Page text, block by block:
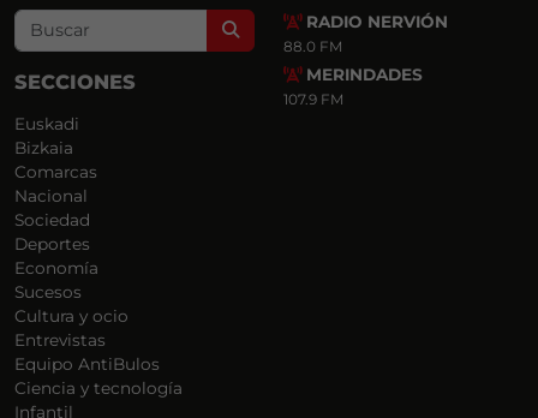
Search
SECCIONES
Euskadi
Bizkaia
Comarcas
Nacional
Sociedad
Deportes
Economía
Sucesos
Cultura y ocio
Entrevistas
Equipo AntiBulos
Ciencia y tecnología
Infantil
RADIO NERVIÓN
88.0 FM
MERINDADES
107.9 FM